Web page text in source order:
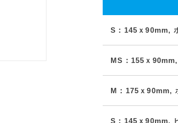
S：145ｘ90mm,
MS：155ｘ
M：175ｘ90mm,
S：145ｘ90mm,